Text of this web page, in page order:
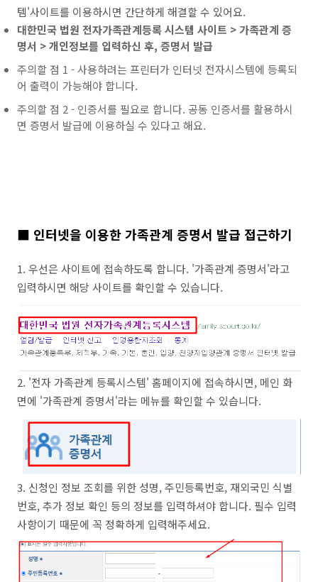
템'사이트를 이용하시면 간단하게 해결할 수 있어요.
대한민국 법원 전자가족관계등록시스템 사이트 > 가족관계 증
명서 > 개인정보를 입력하신 후, 증명서 발급
주의할 점 1 - 사용하려는 프린터가 인터넷 전자시스템에 등록되
어 출력이 가능해야 합니다.
주의할 점 2 - 인증서를 필요로 합니다. 공동 인증서를 활용하시
면 증명서 발급에 이용하실 수 있다고 해요.
■ 인터넷을 이용한 가족관계 증명서 발급 접근하기
1. 우선은 사이트에 접속하도록 합니다. '가족관계 증명서'라고
입력하시면 해당 사이트를 확인할 수 있습니다.
2. '전자 가족관계 등록시스템' 홈페이지에 접속하시면, 메인 화
면에 '가족관계 증명서'라는 메뉴를 확인할 수 있습니다.
3. 신청인 정보 조회를 위한 성명, 주민등록번호, 재외국민 식별
번호, 추가 정보 확인 등의 정보를 입력하셔야 합니다. 필수 입력
사항이기 때문에 꼭 정확하게 입력해주세요.